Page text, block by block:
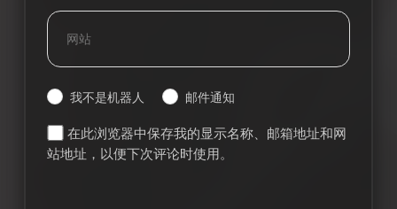
我不是机器人 邮件通知
在此浏览器中保存我的显示名称、邮箱地址和网
站地址，以便下次评论时使用。